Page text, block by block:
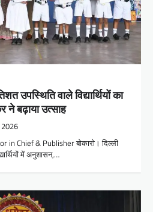
उपस्थिति वाले विद्यार्थियों का
ने बढ़ाया उत्साह
in Chief & Publisher बोकारो। दिल्ली
में अनुशासन,…